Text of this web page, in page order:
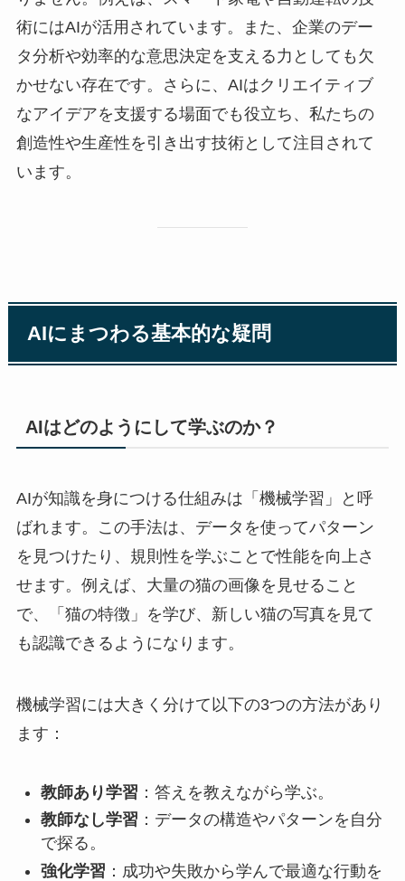
術にはAIが活用されています。また、企業のデー
タ分析や効率的な意思決定を支える力としても欠
かせない存在です。さらに、AIはクリエイティブ
なアイデアを支援する場面でも役立ち、私たちの
創造性や生産性を引き出す技術として注目されて
います。
AIにまつわる基本的な疑問
AIはどのようにして学ぶのか？
AIが知識を身につける仕組みは「機械学習」と呼
ばれます。この手法は、データを使ってパターン
を見つけたり、規則性を学ぶことで性能を向上さ
せます。例えば、大量の猫の画像を見せること
で、「猫の特徴」を学び、新しい猫の写真を見て
も認識できるようになります。
機械学習には大きく分けて以下の3つの方法があり
ます：
教師あり学習 ：答えを教えながら学ぶ。
教師なし学習 ：データの構造やパターンを自分
で探る。
強化学習 ：成功や失敗から学んで最適な行動を